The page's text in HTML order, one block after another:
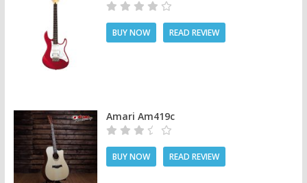
BUY NOW READ REVIEW
Amari Am419c
BUY NOW READ REVIEW